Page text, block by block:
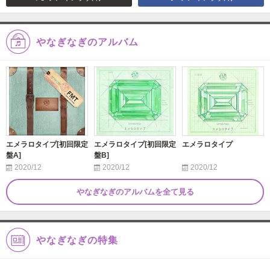
やなぎなぎのアルバム
エメラロタイプ[初回限定
盤A]
2020/12
エメラロタイプ[初回限定
盤B]
2020/12
エメラロタイプ
2020/12
やなぎなぎのアルバムを全て見る
やなぎなぎの特集